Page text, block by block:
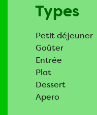
Types
Petit déjeuner
Goûter
Entrée
Plat
Dessert
Apero